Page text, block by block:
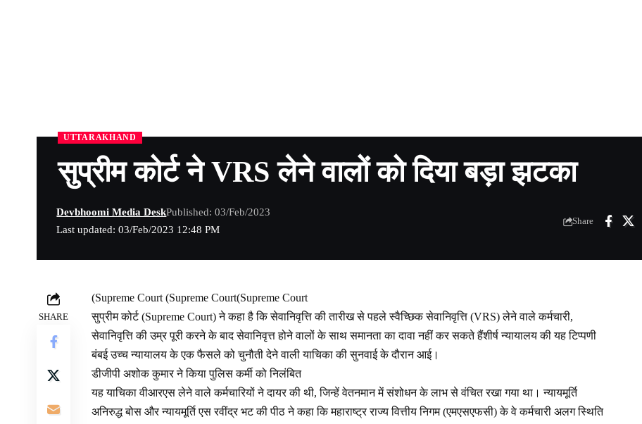
UTTARAKHAND
सुप्रीम कोर्ट ने VRS लेने वालों को दिया बड़ा झटका
Last updated: 03/Feb/2023 12:48 PM
Devbhoomi Media DeskPublished: 03/Feb/2023
Share
SHARE
(Supreme Court (Supreme Court(Supreme Court
सुप्रीम कोर्ट (Supreme Court) ने कहा है कि सेवानिवृत्ति की तारीख से पहले स्वैच्छिक सेवानिवृत्ति (VRS) लेने वाले कर्मचारी,
सेवानिवृत्ति की उम्र पूरी करने के बाद सेवानिवृत्त होने वालों के साथ समानता का दावा नहीं कर सकते हैंशीर्ष न्यायालय की यह टिप्पणी
बंबई उच्च न्यायालय के एक फैसले को चुनौती देने वाली याचिका की सुनवाई के दौरान आई।
डीजीपी अशोक कुमार ने किया पुलिस कर्मी को निलंबित
यह याचिका वीआरएस लेने वाले कर्मचारियों ने दायर की थी, जिन्हें वेतनमान में संशोधन के लाभ से वंचित रखा गया था। न्यायमूर्ति
अनिरुद्ध बोस और न्यायमूर्ति एस रवींद्र भट की पीठ ने कहा कि महाराष्ट्र राज्य वित्तीय निगम (एमएसएफसी) के वे कर्मचारी अलग स्थिति